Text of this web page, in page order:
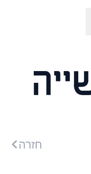
חזרה